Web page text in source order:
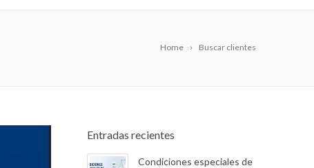
Home Buscar clientes
Entradas recientes
Condiciones especiales de